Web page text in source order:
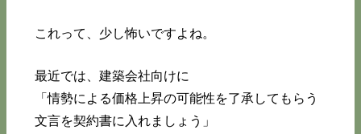
これって、少し怖いですよね。
最近では、建築会社向けに
「情勢による価格上昇の可能性を了承してもらう
文言を契約書に入れましょう」